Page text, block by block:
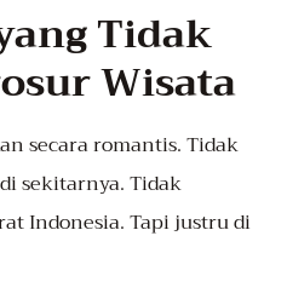
Tidak
Wisata
secara romantis. Tidak
sekitarnya. Tidak
Indonesia. Tapi justru di